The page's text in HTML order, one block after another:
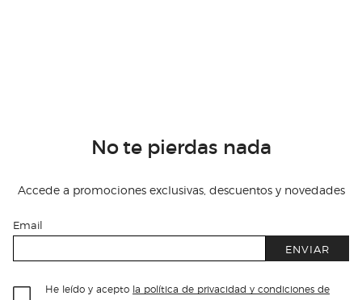
No te pierdas nada
Accede a promociones exclusivas, descuentos y novedades
Email
ENVIAR
He leído y acepto la política de privacidad y condiciones de